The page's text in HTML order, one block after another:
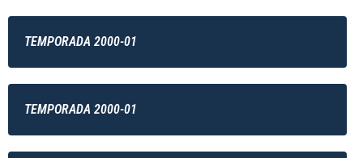
TEMPORADA 2000-01
TEMPORADA 2000-01